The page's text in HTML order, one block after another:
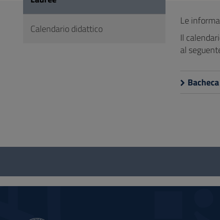
Footer
Le
Il
al
Calendario didattico
Questionario
social